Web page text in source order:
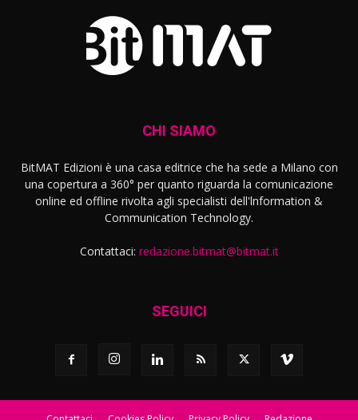
CHI SIAMO
BitMAT Edizioni è una casa editrice che ha sede a Milano con
una copertura a 360° per quanto riguarda la comunicazione
online ed offline rivolta agli specialisti dell'lnformation &
Communication Technology.
Contattaci: redazione.bitmat@bitmat.it
SEGUICI